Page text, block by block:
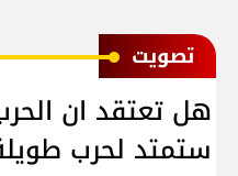
ﺗﺼﻮﻳﺖ
هل تعتقد ان
ستمتد لحرب